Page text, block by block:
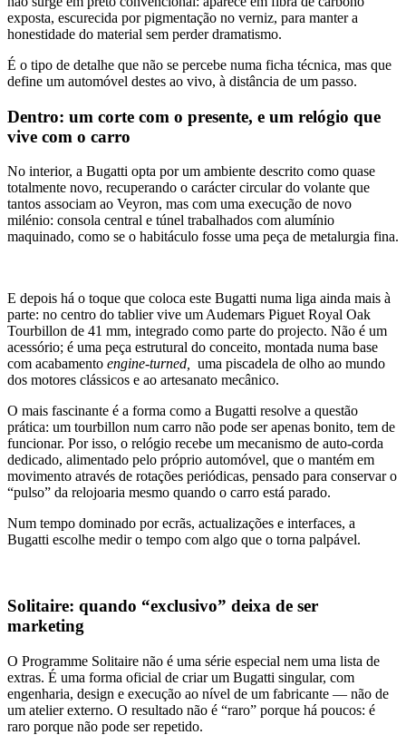
exposta, escurecida por pigmentação no verniz, para manter a
honestidade do material sem perder dramatismo.
É o tipo de detalhe que não se percebe numa ficha técnica, mas que
define um automóvel destes ao vivo, à distância de um passo.
Dentro: um corte com o presente, e um relógio que
vive com o carro
No interior, a Bugatti opta por um ambiente descrito como quase
totalmente novo, recuperando o carácter circular do volante que
tantos associam ao Veyron, mas com uma execução de novo
milénio: consola central e túnel trabalhados com alumínio
maquinado, como se o habitáculo fosse uma peça de metalurgia fina.
E depois há o toque que coloca este Bugatti numa liga ainda mais à
parte: no centro do tablier vive um Audemars Piguet Royal Oak
Tourbillon de 41 mm, integrado como parte do projecto. Não é um
acessório; é uma peça estrutural do conceito, montada numa base
com acabamento engine-turned,
uma piscadela de olho ao mundo
dos motores clássicos e ao artesanato mecânico.
O mais fascinante é a forma como a Bugatti resolve a questão
prática: um tourbillon num carro não pode ser apenas bonito, tem de
funcionar. Por isso, o relógio recebe um mecanismo de auto-corda
dedicado, alimentado pelo próprio automóvel, que o mantém em
movimento através de rotações periódicas, pensado para conservar o
“pulso” da relojoaria mesmo quando o carro está parado.
Num tempo dominado por ecrãs, actualizações e interfaces, a
Bugatti escolhe medir o tempo com algo que o torna palpável.
Solitaire: quando “exclusivo” deixa de ser
marketing
O Programme Solitaire não é uma série especial nem uma lista de
extras. É uma forma oficial de criar um Bugatti singular, com
engenharia, design e execução ao nível de um fabricante — não de
um atelier externo. O resultado não é “raro” porque há poucos: é
raro porque não pode ser repetido.